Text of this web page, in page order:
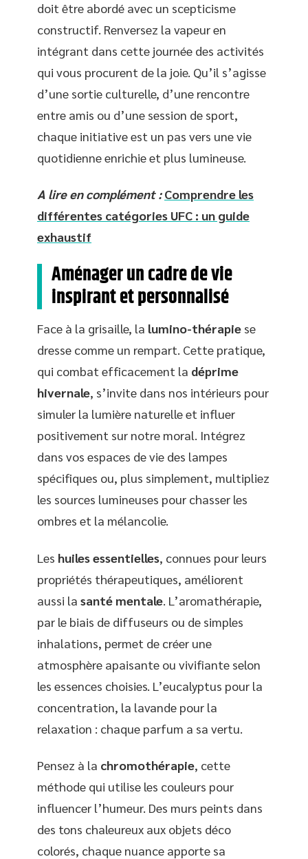
doit être abordé avec un scepticisme
constructif. Renversez la vapeur en
intégrant dans cette journée des activités
qui vous procurent de la joie. Qu’il s’agisse
d’une sortie culturelle, d’une rencontre
entre amis ou d’une session de sport,
chaque initiative est un pas vers une vie
quotidienne enrichie et plus lumineuse.
A lire en complément : Comprendre les
différentes catégories UFC : un guide
exhaustif
Aménager un cadre de vie
inspirant et personnalisé
Face à la grisaille, la lumino-thérapie se
dresse comme un rempart. Cette pratique,
qui combat efficacement la déprime
hivernale, s’invite dans nos intérieurs pour
simuler la lumière naturelle et influer
positivement sur notre moral. Intégrez
dans vos espaces de vie des lampes
spécifiques ou, plus simplement, multipliez
les sources lumineuses pour chasser les
ombres et la mélancolie.
Les huiles essentielles, connues pour leurs
propriétés thérapeutiques, améliorent
aussi la santé mentale . L’aromathérapie,
par le biais de diffuseurs ou de simples
inhalations, permet de créer une
atmosphère apaisante ou vivifiante selon
les essences choisies. L’eucalyptus pour la
concentration, la lavande pour la
relaxation : chaque parfum a sa vertu.
Pensez à la chromothérapie, cette
méthode qui utilise les couleurs pour
influencer l’humeur. Des murs peints dans
des tons chaleureux aux objets déco
colorés, chaque nuance apporte sa